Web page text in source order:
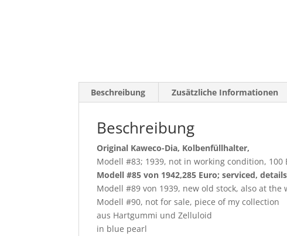
Beschreibung Zusätzliche Informationen
Beschreibung
Original Kaweco-Dia, Kolbenfüllhalter,
Modell #83; 1939, not in working condition, 100
Modell #85 von 1942,285 Euro; serviced,
Modell #89 von 1939, new old stock, also at the
Modell #90, not for sale, piece of my collection
aus Hartgummi und Zelluloid
in blue pearl